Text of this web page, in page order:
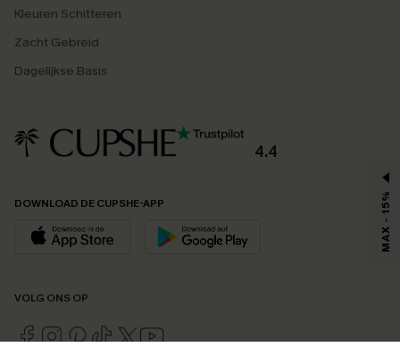
Kleuren Schitteren
Zacht Gebreid
Dagelijkse Basis
4.4
DOWNLOAD DE CUPSHE-APP
VOLG ONS OP
MAX - 15%